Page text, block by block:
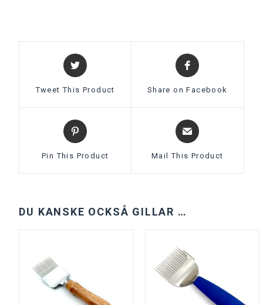
Tweet This Product Share on Facebook
Pin This Product Mail This Product
DU KANSKE OCKSÅ GILLAR …